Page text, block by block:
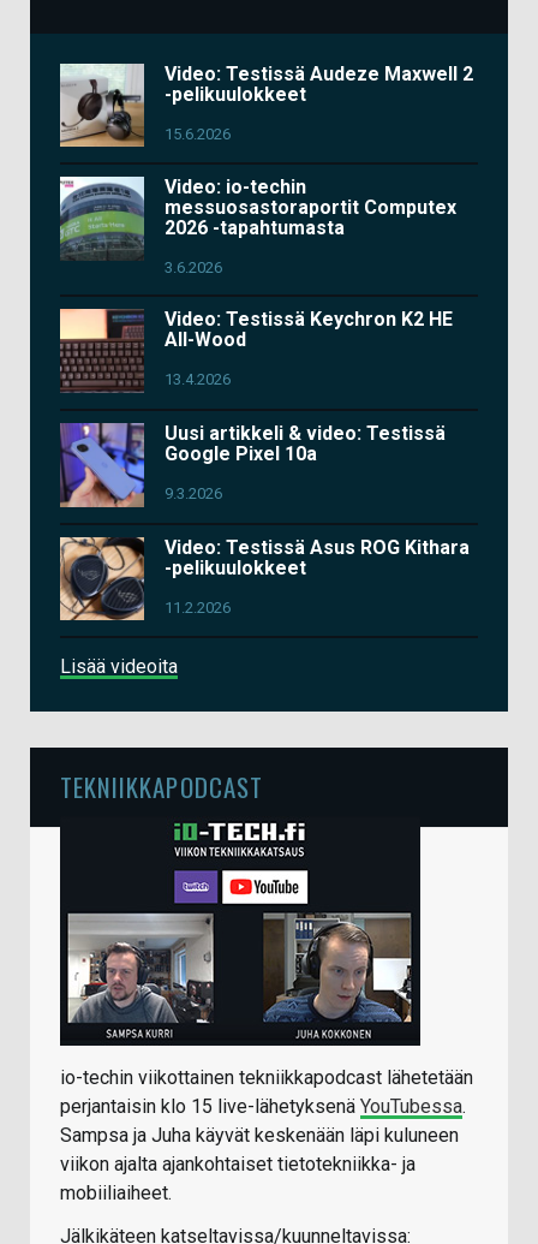
Video: Testissä Audeze Maxwell 2
-pelikuulokkeet
15.6.2026
Video: io-techin
messuosastoraportit Computex
2026 -tapahtumasta
3.6.2026
Video: Testissä Keychron K2 HE
All-Wood
13.4.2026
Uusi artikkeli & video: Testissä
Google Pixel 10a
9.3.2026
Video: Testissä Asus ROG Kithara
-pelikuulokkeet
11.2.2026
Lisää videoita
TEKNIIKKAPODCAST
io-techin viikottainen tekniikkapodcast lähetetään
perjantaisin klo 15 live-lähetyksenä YouTubessa.
Sampsa ja Juha käyvät keskenään läpi kuluneen
viikon ajalta ajankohtaiset tietotekniikka- ja
mobiiliaiheet.
Jälkikäteen katseltavissa/kuunneltavissa: